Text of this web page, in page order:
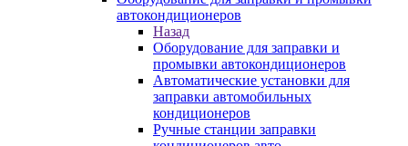
автокондиционеров
Назад
Оборудование для заправки и
промывки автокондиционеров
Автоматические установки для
заправки автомобильных
кондиционеров
Ручные станции заправки